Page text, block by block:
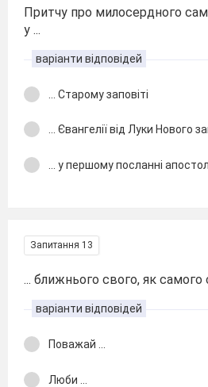
Притчу про милосердного
у ...
варіанти відповідей
... Старому заповіті
... Євангелії від Луки Нового
... у першому посланні
Запитання 13
... ближнього свого, як самого
варіанти відповідей
Поважай ...
Люби ...